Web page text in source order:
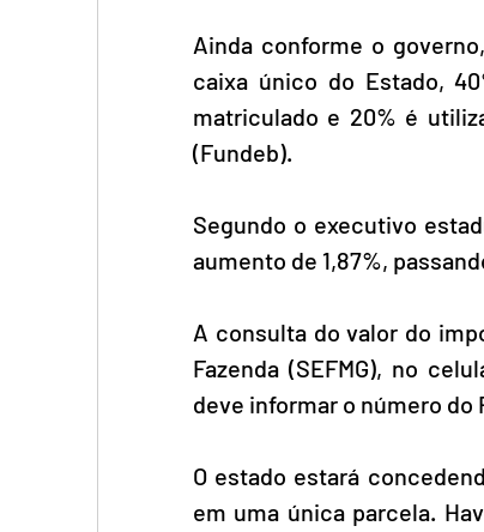
Ainda conforme o
caixa único do Estado,
matriculado e 20% é
(Fundeb).
Segundo o executivo
aumento de 1,87%,
A consulta do valor do
Fazenda (SEFMG), no
deve informar o número do
O estado estará
em uma única parcela.